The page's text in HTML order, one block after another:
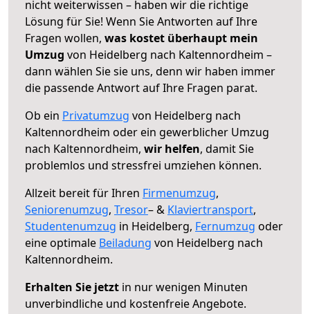
nicht weiterwissen – haben wir die richtige
Lösung für Sie! Wenn Sie Antworten auf Ihre
Fragen wollen, was kostet überhaupt mein
Umzug von Heidelberg nach Kaltennordheim –
dann wählen Sie sie uns, denn wir haben immer
die passende Antwort auf Ihre Fragen parat.
Ob ein Privatumzug von Heidelberg nach
Kaltennordheim oder ein gewerblicher Umzug
nach Kaltennordheim, wir helfen, damit Sie
problemlos und stressfrei umziehen können.
Allzeit bereit für Ihren Firmenumzug,
Seniorenumzug, Tresor– & Klaviertransport,
Studentenumzug in Heidelberg, Fernumzug oder
eine optimale Beiladung von Heidelberg nach
Kaltennordheim.
Erhalten Sie jetzt in nur wenigen Minuten
unverbindliche und kostenfreie Angebote.